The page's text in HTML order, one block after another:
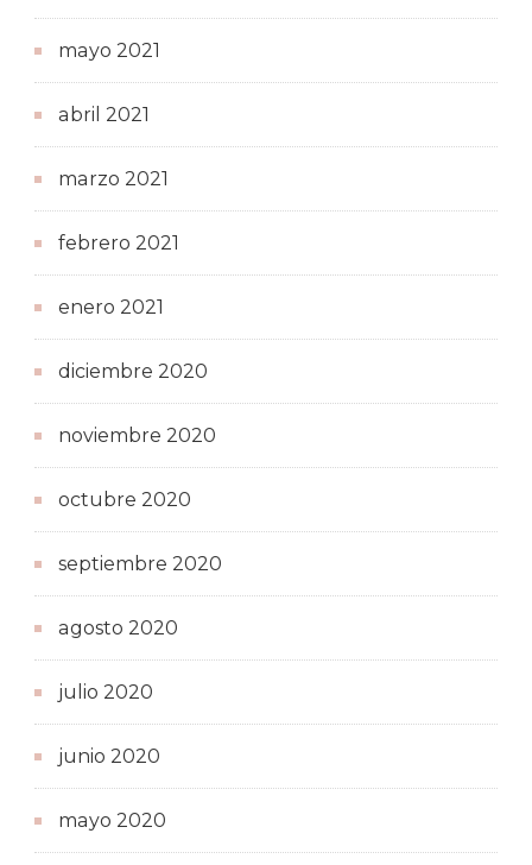
mayo 2021
abril 2021
marzo 2021
febrero 2021
enero 2021
diciembre 2020
noviembre 2020
octubre 2020
septiembre 2020
agosto 2020
julio 2020
junio 2020
mayo 2020